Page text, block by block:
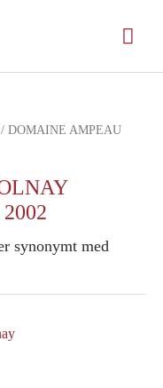
/ DOMAINE AMPEAU
synonymt med